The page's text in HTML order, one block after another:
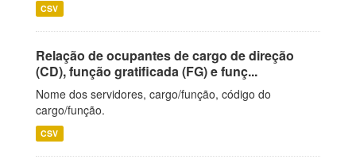
CSV
Relação de ocupantes de cargo de direção
(CD), função gratificada (FG) e funç...
Nome dos servidores, cargo/função, código do
cargo/função.
CSV